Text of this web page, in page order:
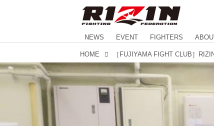
NEWS EVENT FIGHTERS
HOME